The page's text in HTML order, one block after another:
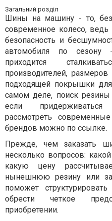
Загальний розділ
Шины на машину - то, без
современное колесо, ведь
безопасность и
автомобиля по
приходится
производителей,
подходящей покрышки для
самом деле, поиск
если придерживаться
рассмотреть современные
брендов можно по ссылке.
Прежде, чем заказать
несколько вопросов:
какую цену
нынешнюю резину или
поможет
обрести четкое
приобретении.